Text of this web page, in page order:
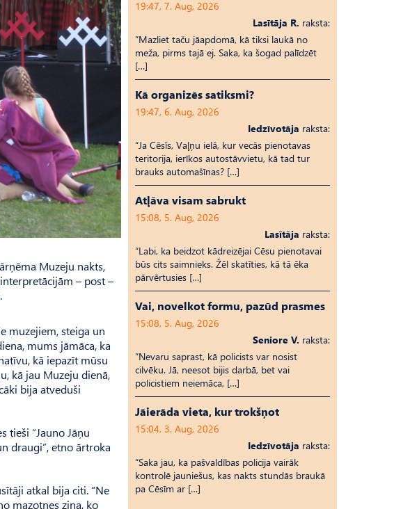
Muzeju nakts,
– post –
muzejiem, steiga un
mums jāmāca, ka
kā iepazīt mūsu
kā jau Muzeju dienā,
bija atveduši
tieši “Jauno Jāņu
draugi”, etno ārtroka
atkal bija citi. “Ne
mazotnes zina, ko
19:47, 7. Aug, 2026
Lasītāja R. raksta:
“Mazliet taču jāapdomā, kā tiksi laukā no
meža, pirms tajā ej. Saka, ka šogad palīdzēt
[…]
Kā organizēs satiksmi?
19:47, 6. Aug, 2026
Iedzīvotāja raksta:
“Ja Cēsīs, Vaļņu ielā, kur vecās pienotavas
teritorija, ierīkos autostāvvietu, kā tad tur
brauks automašīnas? […]
Atļāva visam sabrukt
15:08, 5. Aug, 2026
Lasītāja raksta:
“Labi, ka beidzot kādreizējai Cēsu pienotavai
būs cits saimnieks. Žēl skatīties, kā tā ēka
pārvērtusies […]
Vai, novelkot formu, pazūd prasmes
15:08, 5. Aug, 2026
Seniore V. raksta:
“Nevaru saprast, kā policists var nosist
cilvēku. Jā, neesot bijis darbā, bet vai
policistiem neiemāca, […]
Jāierāda vieta, kur trokšņot
15:04, 3. Aug, 2026
Iedzīvotāja raksta:
“Saka jau, ka pašvaldības policija vairāk
kontrolē jauniešus, kas nakts stundās braukā
pa Cēsīm ar […]